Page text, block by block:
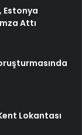
Estonya
Attı
Lokantası